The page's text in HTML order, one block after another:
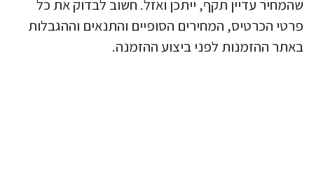
שהמחיר עדיין תקף, ייתכן ואזל. חשוב לבדוק את כל
פרטי הכרטיס, המחירים הסופיים והתנאים וההגבלות
באתר ההזמנות לפני ביצוע ההזמנה.